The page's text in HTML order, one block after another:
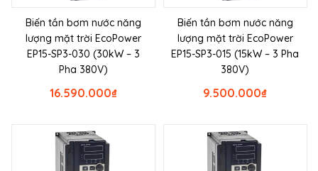
Biến tần bơm nước năng
lượng mặt trời EcoPower
EP15-SP3-030 (30kW – 3
Pha 380V)
₫
16.590.000
Biến tần bơm nước năng
lượng mặt trời EcoPower
EP15-SP3-015 (15kW – 3 Pha
380V)
₫
9.500.000